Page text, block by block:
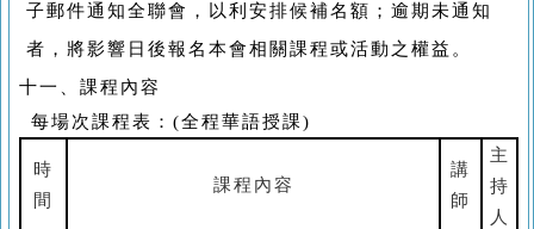
子郵件通知全聯會，以利安排候補名額；逾期未通知
者，將影響日後報名本會相關課程或活動之權益。
十一、課程內容
每場次課程表： (全程華語授課)
時
間
課程內容
講
師
主
持
人